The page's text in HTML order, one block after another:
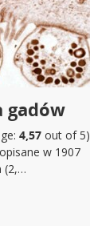
gadów
4,57 out of 5)
w 1907
(2,…